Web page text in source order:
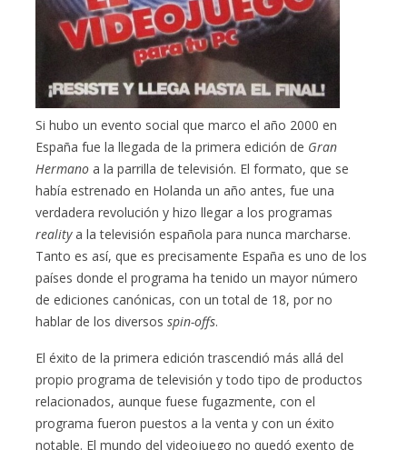
Si hubo un evento social que marco el año 2000 en
España fue la llegada de la primera edición de Gran
Hermano a la parrilla de televisión. El formato, que se
había estrenado en Holanda un año antes, fue una
verdadera revolución y hizo llegar a los programas
realitya la televisión española para nunca marcharse.
Tanto es así, que es precisamente España es uno de los
países donde el programa ha tenido un mayor número
de ediciones canónicas, con un total de 18, por no
hablar de los diversosspin-offs.
El éxito de la primera edición trascendió más allá del
propio programa de televisión y todo tipo de productos
relacionados, aunque fuese fugazmente, con el
programa fueron puestos a la venta y con un éxito
notable. El mundo del videojuego no quedó exento de